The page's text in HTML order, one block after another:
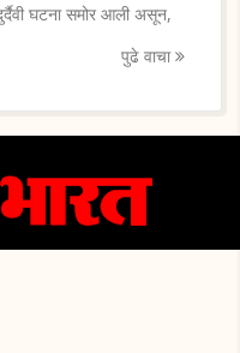
घटना समोर आली असून,
पुढे वाचा